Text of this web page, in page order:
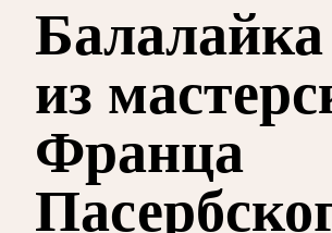
Балалайка
из
Франца